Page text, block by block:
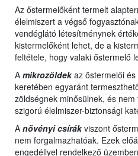
Az őstermelőként termelt
élelmiszert a végső
vendéglátó létesítménynek
kistermelőként lehet, de a
feltétele, hogy valaki őstermelő
A mikrozöldekaz őstermelői és
keretében egyaránt
zöldségnek minősülnek, és
szigorú élelmiszer-biztonsági
A növényi csírákviszont
nem forgalmazhatóak. Ezek
engedéllyel rendelkező